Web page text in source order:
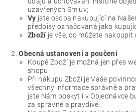
uzavřených Smluv;
Vy jste osoba nakupující na
předpisy označovaná jako
Zboží je vše, co můžete nakoupit
Obecná ustanovení a poučení
Koupě Zboží je možná jen přes
shopu.
Při nákupu Zboží je Vaše
všechny informace správně a
jste Nám poskytli v Objednávce
za správné a pravdivé.